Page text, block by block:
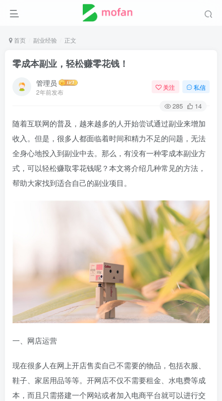
首页 副业经验 正文
零成本副业，轻松赚零花钱！
管理员
2年前发布
关注 私信
285 14
随着互联网的普及，越来越多的人开始尝试通过副业来增加
收入。但是，很多人都面临着时间和精力不足的问题，无法
全身心地投入到副业中去。那么，有没有一种零成本副业方
式，可以轻松赚取零花钱呢？本文将介绍几种常见的方法，
帮助大家找到适合自己的副业项目。
一、网店运营
现在很多人在网上开店售卖自己不需要的物品，包括衣服、
鞋子、家居用品等等。开网店不仅不需要租金、水电费等成
本，而且只需搭建一个网站或者加入电商平台就可以进行交